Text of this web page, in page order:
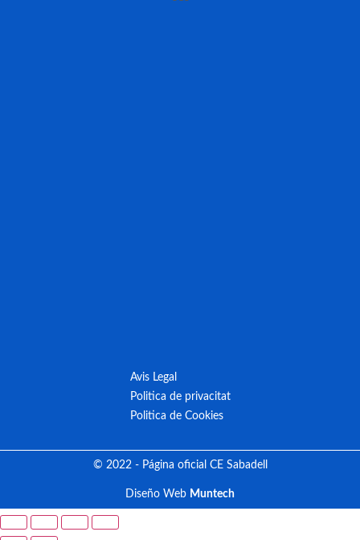
Avis Legal
Politica de privacitat
Politica de Cookies
© 2022 - Página oficial CE Sabadell
Diseño Web Muntech